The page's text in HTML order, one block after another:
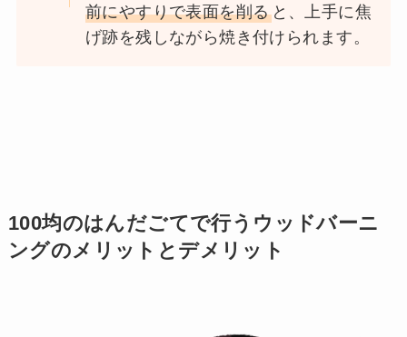
前にやすりで表面を削ると、上手に焦
げ跡を残しながら焼き付けられます。
100均のはんだごてで行うウッドバーニ
ングのメリットとデメリット